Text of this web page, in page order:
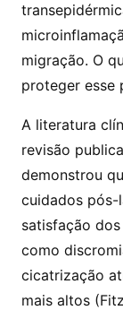
migração. O
proteger
A literatura
revisão
demonstrou
cuidados pós-
satisfação
como
cicatrização
mais altos